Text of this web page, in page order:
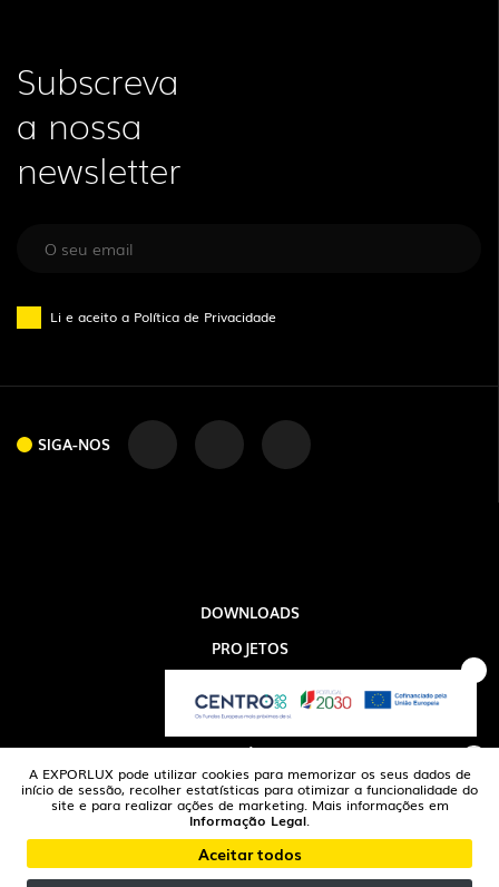
A EXPORLUX pode utilizar cookies para memorizar os seus dados de
início de sessão, recolher estatísticas para otimizar a funcionalidade do
site e para realizar ações de marketing. Mais informações em
Informação Legal.
Aceitar todos
Subscreva
a nossa
newsletter
Li e aceito a Política de Privacidade
SIGA-NOS
DOWNLOADS
PROJETOS
A EXPORLUX
NOTÍCIAS
CONTACTOS
DENÚNCIAS
© 2026 exporlux | Todos os Direitos Reservados